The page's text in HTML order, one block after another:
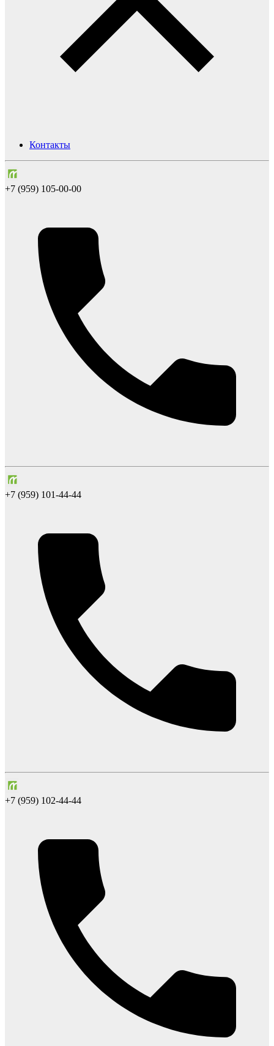
Контакты
+7 (959) 105-00-00
+7 (959) 101-44-44
+7 (959) 102-44-44